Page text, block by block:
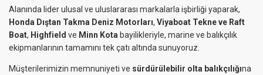
Alanında lider ulusal ve uluslararası markalarla işbirliği yaparak,
Honda Dıştan Takma Deniz Motorları, Viyaboat Tekne ve Raft
Boat, Highfield ve Minn Kota bayilikleriyle, marine ve balıkçılık
ekipmanlarının tamamını tek çatı altında sunuyoruz.
Müşterilerimizin memnuniyeti ve sürdürülebilir olta balıkçılığına